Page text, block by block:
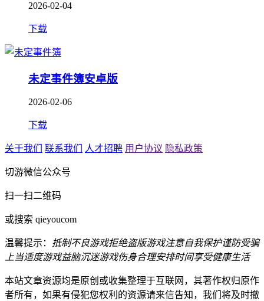
2026-02-04
下载
未定事件簿安卓版
2026-02-06
下载
关于我们 联系我们 人才招聘 用户协议 隐私政策
切游微信公众号
扫一扫二维码
或搜索 qieyoucom
温馨提示： 抵制不良游戏拒绝盗版游戏注意自我保护谨防受骗
上当适度游戏益脑沉迷游戏伤身合理安排时间享受健康生活
本站文章资源均是原创或收集整理于互联网，其著作权归原作
者所有，如果有侵犯您权利的资源请来信告知，我们将及时撤